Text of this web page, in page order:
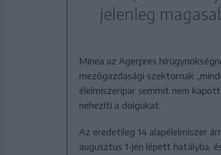
jelenleg
Minea az Agerpres
mezőgazdasági szektornak
élelmiszeripar semmit nem
nehezíti a dolgukat.
Az eredetileg 14 alapélelmiszer
augusztus 1-jén lépett hatályba,